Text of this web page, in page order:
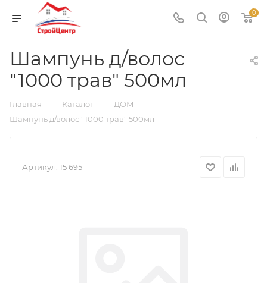
0
Шампунь д/волос
"1000 трав" 500мл
Главная — Каталог — ДОМ —
Шампунь д/волос "1000 трав" 500мл
Артикул: 15 695